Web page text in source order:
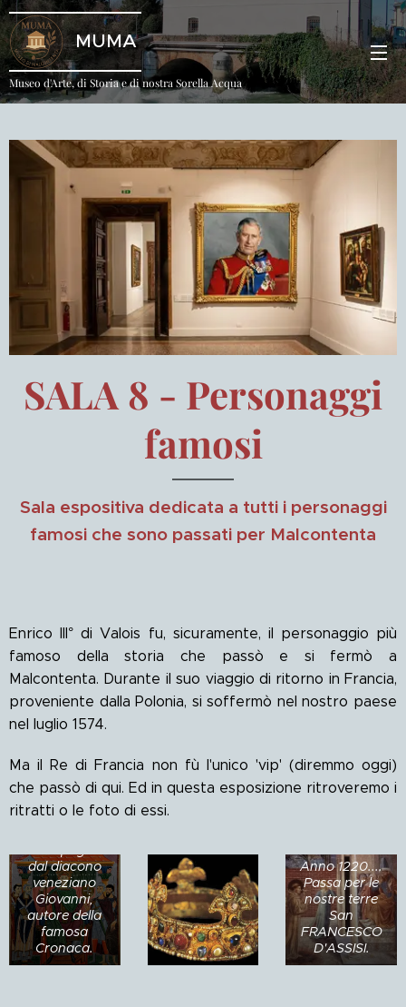
MUMA
Museo d'Arte, di Storia e di nostra Sorella Acqua
SALA 8 - Personaggi
famosi
Sala espositiva dedicata a tutti i personaggi
famosi che sono passati per Malcontenta
Enrico III° di Valois fu, sicuramente, il personaggio più
famoso della storia che passò e si fermò a
Malcontenta. Durante il suo viaggio di ritorno in Francia,
proveniente dalla Polonia, si soffermò nel nostro paese
nel luglio 1574.
Ma il Re di Francia non fù l'unico 'vip' (diremmo oggi)
che passò di qui. Ed in questa esposizione ritroveremo i
ritratti o le foto di essi.
18 aprile 1001:
il Doge Pietro
Orseolo II
incontra di
notte in gran
segreto,
presso il
Sant'Ilario,
l'imperatore
Ottone III,
venuto da
dal diacono
veneziano
Giovanni,
autore della
famosa
Cronaca.
Anno 1220....
Passa per le
nostre terre
San
FRANCESCO
D'ASSISI.